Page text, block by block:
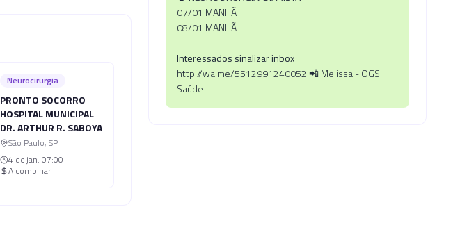
Neurocirurgia
PRONTO SOCORRO
HOSPITAL MUNICIPAL
DR. ARTHUR R. SABOYA
São Paulo, SP
4 de jan. 07:00
A combinar
07/01 MANHÃ
08/01 MANHÃ
Interessados sinalizar inbox
http://wa.me/5512991240052 📲 Melissa - OGS
Saúde